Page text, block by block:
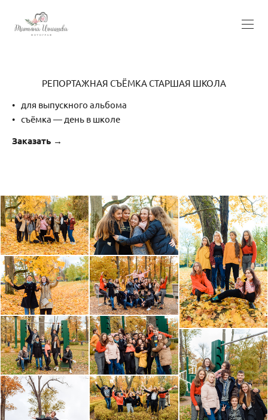
РЕПОРТАЖНАЯ СЪЁМКА СТАРШАЯ ШКОЛА
для выпускного альбома
съёмка — день в школе
Заказать →